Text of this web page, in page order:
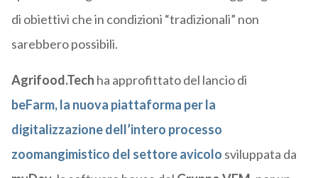
di obiettivi che in condizioni “tradizionali” non
sarebbero possibili.
Agrifood.Tech ha approfittato del lancio di
beFarm, la nuova piattaforma per la
digitalizzazione dell’intero processo
zoomangimistico del settore avicolo sviluppata da